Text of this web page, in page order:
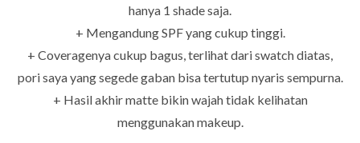
hanya 1 shade saja.
+ Mengandung SPF yang cukup tinggi.
+ Coveragenya cukup bagus, terlihat dari swatch diatas,
pori saya yang segede gaban bisa tertutup nyaris sempurna.
+ Hasil akhir matte bikin wajah tidak kelihatan
menggunakan makeup.